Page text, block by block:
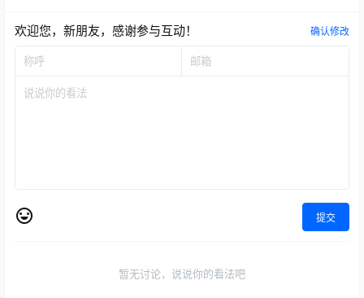
欢迎您，新朋友，感谢参与互动！ 确认修改
提交
暂无讨论，说说你的看法吧